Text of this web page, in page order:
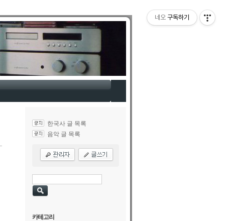
한국사 글 목록
음악 글 목록
카테고리
네오 구독하기